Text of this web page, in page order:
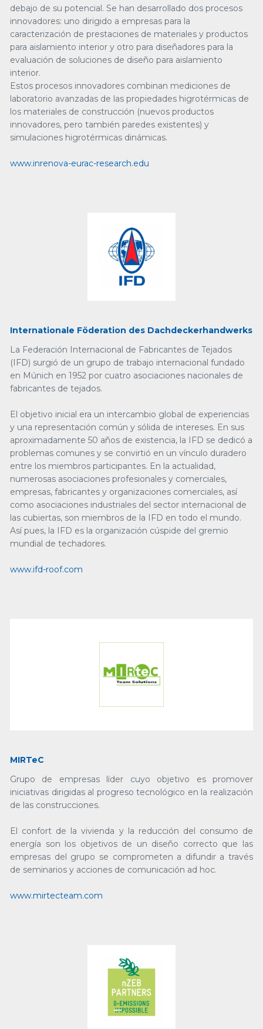
debajo de su potencial. Se han desarrollado dos procesos
innovadores: uno dirigido a empresas para la
caracterización de prestaciones de materiales y productos
para aislamiento interior y otro para diseñadores para la
evaluación de soluciones de diseño para aislamiento
interior.
Estos procesos innovadores combinan mediciones de
laboratorio avanzadas de las propiedades higrotérmicas de
los materiales de construcción (nuevos productos
innovadores, pero también paredes existentes) y
simulaciones higrotérmicas dinámicas.
www.inrenova-eurac-research.edu
Internationale Föderation des Dachdeckerhandwerks
La Federación Internacional de Fabricantes de Tejados
(IFD) surgió de un grupo de trabajo internacional fundado
en Múnich en 1952 por cuatro asociaciones nacionales de
fabricantes de tejados.
El objetivo inicial era un intercambio global de experiencias
y una representación común y sólida de intereses. En sus
aproximadamente 50 años de existencia, la IFD se dedicó a
problemas comunes y se convirtió en un vínculo duradero
entre los miembros participantes. En la actualidad,
numerosas asociaciones profesionales y comerciales,
empresas, fabricantes y organizaciones comerciales, así
como asociaciones industriales del sector internacional de
las cubiertas, son miembros de la IFD en todo el mundo.
Así pues, la IFD es la organización cúspide del gremio
mundial de techadores.
www.ifd-roof.com
MIRTeC
Grupo de empresas líder cuyo objetivo es promover
iniciativas dirigidas al progreso tecnológico en la realización
de las construcciones.
El confort de la vivienda y la reducción del consumo de
energía son los objetivos de un diseño correcto que las
empresas del grupo se comprometen a difundir a través
de seminarios y acciones de comunicación ad hoc.
www.mirtecteam.com